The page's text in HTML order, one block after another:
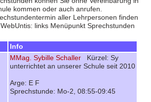
kommen oder auch anrufen.
aller Lehrpersonen finden
links Menüpunkt Sprechstunden
Info
MMag. Sybille Schaller
Kürzel: Sy
unterrichtet an unserer Schule seit 2010
Arge: E F
Sprechstunde: Mo-2, 08:55-09:45